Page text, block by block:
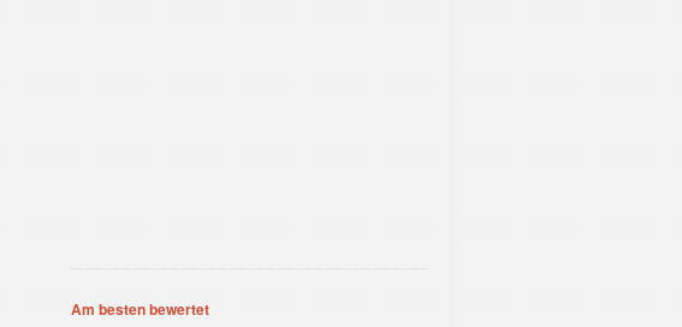
Am besten bewertet